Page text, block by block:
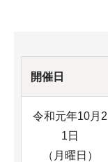
開催日
令和元年10月2
1日
（月曜日）